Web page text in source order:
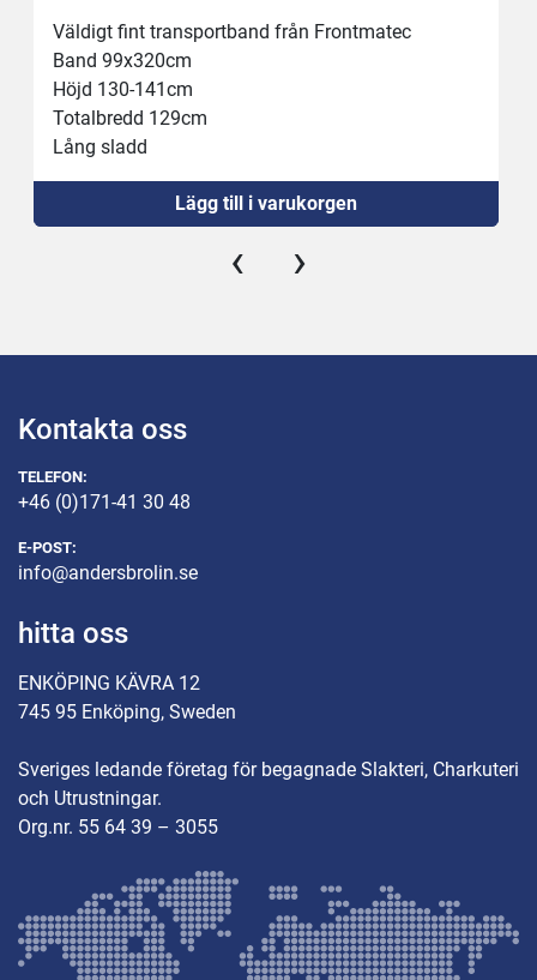
Väldigt fint transportband från Frontmatec
Band 99x320cm
Höjd 130-141cm
Totalbredd 129cm
Lång sladd
Ny strömställare
Ny 16A kontakt Lägg till i varukorgen
‹ ›
Kontakta oss
TELEFON:
+46 (0)171-41 30 48
E-POST:
info@andersbrolin.se
hitta oss
ENKÖPING KÄVRA 12
745 95 Enköping, Sweden
Sveriges ledande företag för begagnade Slakteri, Charkuteri
och Utrustningar.
Org.nr. 55 64 39 – 3055